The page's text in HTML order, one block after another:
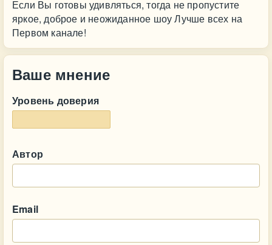
Если Вы готовы удивляться, тогда не пропустите
яркое, доброе и неожиданное шоу Лучше всех на
Первом канале!
Ваше мнение
Уровень доверия
Автор
Email